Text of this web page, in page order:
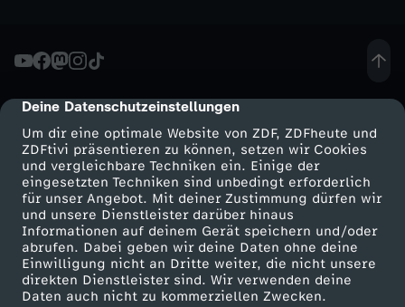
cmp-dialog-description
Deine Datenschutzeinstellungen
Um dir eine optimale Website von ZDF, ZDFheute und
ZDFtivi präsentieren zu können, setzen wir Cookies
und vergleichbare Techniken ein. Einige der
eingesetzten Techniken sind unbedingt erforderlich
für unser Angebot. Mit deiner Zustimmung dürfen wir
und unsere Dienstleister darüber hinaus
Informationen auf deinem Gerät speichern und/oder
abrufen. Dabei geben wir deine Daten ohne deine
Einwilligung nicht an Dritte weiter, die nicht unsere
direkten Dienstleister sind. Wir verwenden deine
Daten auch nicht zu kommerziellen Zwecken.
t
G
n
u
Mehr ZDF
ZDF-Apps
Smart TV
ZDFtext
Service
ZDFmitreden
Kontakt zum ZDF
Tickets